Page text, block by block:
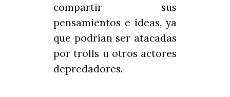
compartir sus
pensamientos e ideas, ya
que podrían ser atacadas
por trolls u otros actores
depredadores.